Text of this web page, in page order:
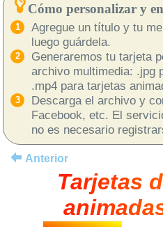
Cómo personalizar y
Agregue un título y tu
luego guárdela.
Generaremos tu tarjeta
archivo multimedia: .jpg
.mp4 para tarjetas
Descarga el archivo y
Facebook, etc. El
no es necesario
Anterior
Tarjetas